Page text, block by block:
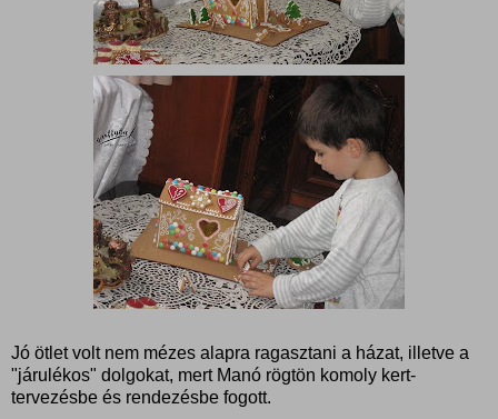
Jó ötlet volt nem mézes alapra ragasztani a házat, illetve a
"járulékos" dolgokat, mert Manó rögtön komoly kert-
tervezésbe és rendezésbe fogott.